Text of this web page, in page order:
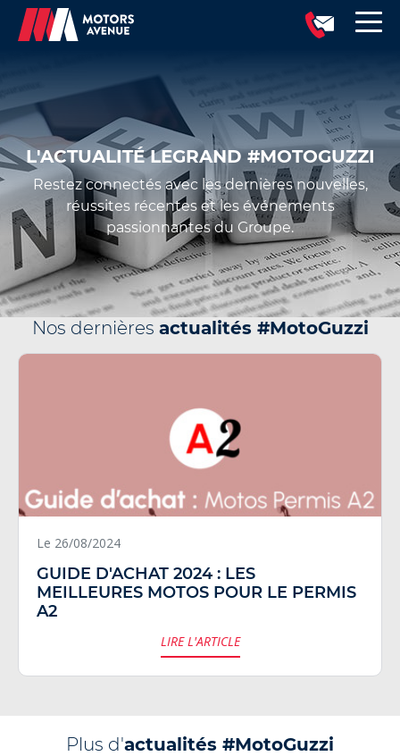
L'ACTUALITÉ LEGRAND #MOTOGUZZI
Restez connectés avec les dernières nouvelles,
réussites récentes et les événements
passionnantes du Groupe.
Nos dernières actualités #MotoGuzzi
Le 26/08/2024
GUIDE D'ACHAT 2024 : LES
MEILLEURES MOTOS POUR LE PERMIS
A2
LIRE L'ARTICLE
Plus d'actualités #MotoGuzzi